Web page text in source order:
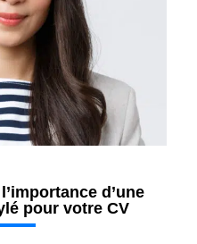
d’une
pour votre CV